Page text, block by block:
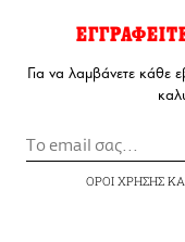
Για να λαμβάνετε κάθε
ΟΡΟΙ ΧΡΗΣΗΣ